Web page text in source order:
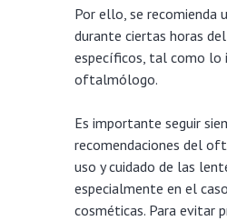
Por ello, se recomienda
durante ciertas horas
específicos, tal como lo
oftalmólogo.
Es importante seguir
recomendaciones del
uso y cuidado de las
especialmente en el
cosméticas. Para evitar